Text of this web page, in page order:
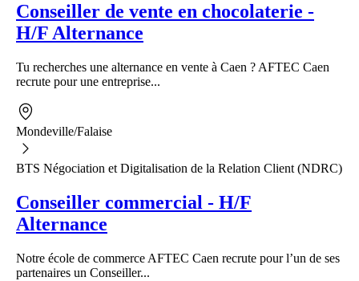
Conseiller de vente en chocolaterie -
H/F Alternance
Tu recherches une alternance en vente à Caen ? AFTEC Caen
recrute pour une entreprise...
Mondeville/Falaise
BTS Négociation et Digitalisation de la Relation Client (NDRC)
Conseiller commercial - H/F
Alternance
Notre école de commerce AFTEC Caen recrute pour l’un de ses
partenaires un Conseiller...